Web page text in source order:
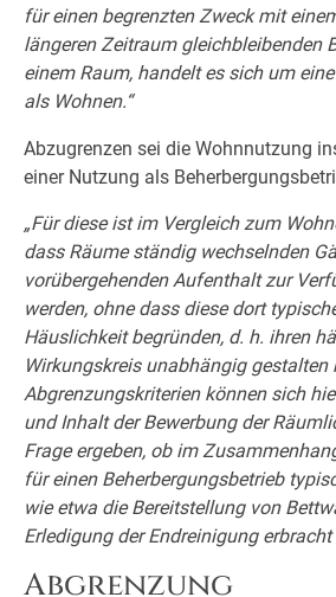
für einen begrenzten Zweck mit
längeren Zeitraum gleichbleibenden
einem Raum, handelt es sich um
als Wohnen.“
Abzugrenzen sei die Wohnnutzung
einer Nutzung als
„Für diese ist im Vergleich zum
dass Räume ständig wechselnden
vorübergehenden Aufenthalt zur
werden, ohne dass diese dort
Häuslichkeit begründen, d. h. ihren
Wirkungskreis unabhängig gestalten
Abgrenzungskriterien können sich
und Inhalt der Bewerbung der
Frage ergeben, ob im
für einen Beherbergungsbetrieb
wie etwa die Bereitstellung von
Erledigung der Endreinigung erbracht
Abgrenzung